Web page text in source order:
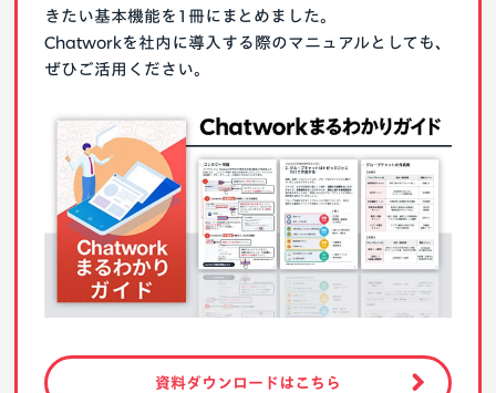
きたい基本機能を1冊にまとめました。
Chatworkを社内に導入する際のマニュアルとしても、
ぜひご活用ください。
資料ダウンロードはこちら